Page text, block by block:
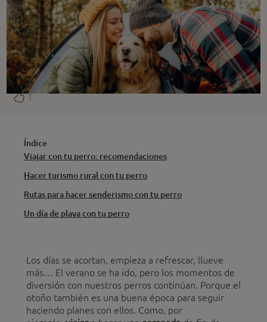
1
Índice
Viajar con tu perro: recomendaciones
Hacer turismo rural con tu perro
Rutas para hacer senderismo con tu perro
Un día de playa con tu perro
Los días se acortan, empieza a refrescar, llueve
más… El verano se ha ido, pero los momentos de
diversión con nuestros perros continúan. Porque el
otoño también es una buena época para seguir
haciendo planes con ellos. Como, por